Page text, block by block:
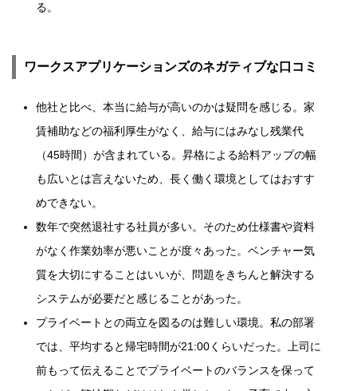
る。
ワークスアプリケーションズのネガティブな口コミ
他社と比べ、本当に給与が高いのかは疑問を感じる。家
賃補助などの福利厚生がなく、給与にはみなし残業代
（45時間）が含まれている。昇格による給料アップの幅
も広いとは言えないため、長く働く環境としてはおすす
めできない。
数年で突然退社する社員が多い。そのため仕様書や資料
がなく作業効率が悪いことが度々あった。ベンチャー気
質を大切にすることはいいが、問題をきちんと解決する
システムが必要だと感じることがあった。
プライベートとの両立を図るのは難しい環境。私の部署
では、平均すると帰宅時間が21:00くらいだった。上司に
前もって伝えることでプライベートのバランスを保って